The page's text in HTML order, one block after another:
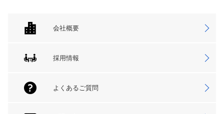
会社概要
採用情報
よくあるご質問